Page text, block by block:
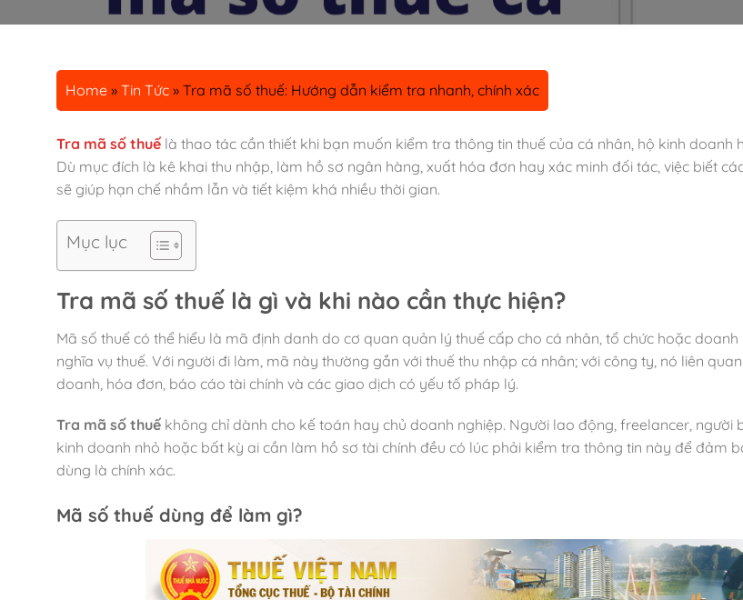
Home » Tin Tức » Tra mã số thuế: Hướng dẫn kiểm tra nhanh, chính xác
Tra mã số thuế là thao tác cần thiết khi bạn muốn kiểm tra thông tin thuế của cá nhân, hộ kinh doanh
Dù mục đích là kê khai thu nhập, làm hồ sơ ngân hàng, xuất hóa đơn hay xác minh đối tác, việc biết
sẽ giúp hạn chế nhầm lẫn và tiết kiệm khá nhiều thời gian.
Mục lục
Tra mã số thuế là gì và khi nào cần thực hiện?
Mã số thuế có thể hiểu là mã định danh do cơ quan quản lý thuế cấp cho cá nhân, tổ chức hoặc
nghĩa vụ thuế. Với người đi làm, mã này thường gắn với thuế thu nhập cá nhân; với công ty, nó liên
doanh, hóa đơn, báo cáo tài chính và các giao dịch có yếu tố pháp lý.
Tra mã số thuế không chỉ dành cho kế toán hay chủ doanh nghiệp. Người lao động, freelancer, người
kinh doanh nhỏ hoặc bất kỳ ai cần làm hồ sơ tài chính đều có lúc phải kiểm tra thông tin này để đảm
dùng là chính xác.
Mã số thuế dùng để làm gì?